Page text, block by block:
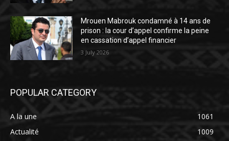
Mrouen Mabrouk condamné à 14 ans de
prison : la cour d’appel confirme la peine
en cassation d’appel financier
3 July 2026
POPULAR CATEGORY
A la une
1061
Actualité
1009